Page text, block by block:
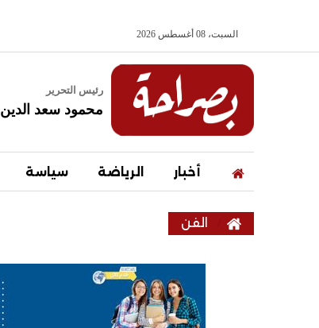
السبت، 08 أغسطس 2026
رئيس التحرير
محمود سعد الدين
أخبار الرياضة سياسة
الفن